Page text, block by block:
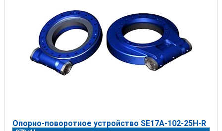
Опорно-поворотное устройство SE17A-102-25H-R